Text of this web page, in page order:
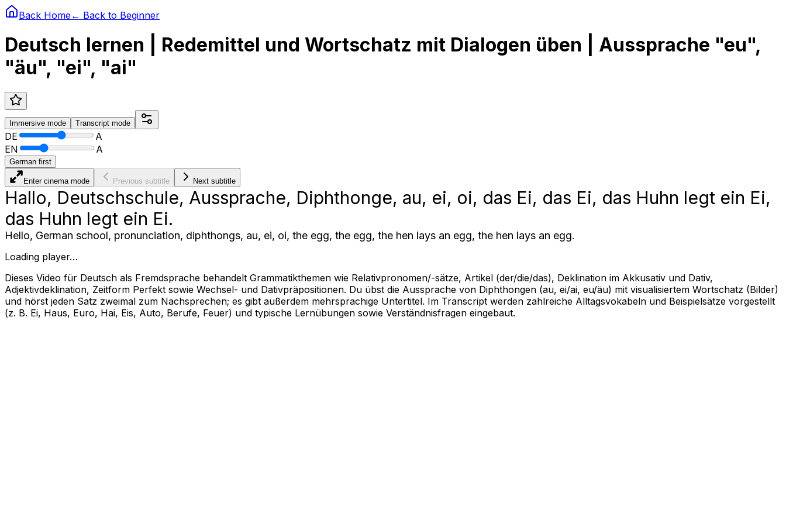
Back Home← Back to Beginner
Deutsch lernen | Redemittel und Wortschatz mit Dialogen üben | Aussprache "eu",
"äu", "ei", "ai"
Immersive mode Transcript mode
DE
A
EN
A
German first
Enter cinema mode Previous subtitle Next subtitle
Hallo, Deutschschule, Aussprache, Diphthonge, au, ei, oi, das Ei, das Ei, das Huhn legt ein Ei,
das Huhn legt ein Ei.
Hello, German school, pronunciation, diphthongs, au, ei, oi, the egg, the egg, the hen lays an egg, the hen lays an egg.
Loading player…
Dieses Video für Deutsch als Fremdsprache behandelt Grammatikthemen wie Relativpronomen/-sätze, Artikel (der/die/das), Deklination im Akkusativ und Dativ,
Adjektivdeklination, Zeitform Perfekt sowie Wechsel- und Dativpräpositionen. Du übst die Aussprache von Diphthongen (au, ei/ai, eu/äu) mit visualisiertem Wortschatz (Bilder)
und hörst jeden Satz zweimal zum Nachsprechen; es gibt außerdem mehrsprachige Untertitel. Im Transcript werden zahlreiche Alltagsvokabeln und Beispielsätze vorgestellt
(z. B. Ei, Haus, Euro, Hai, Eis, Auto, Berufe, Feuer) und typische Lernübungen sowie Verständnisfragen eingebaut.